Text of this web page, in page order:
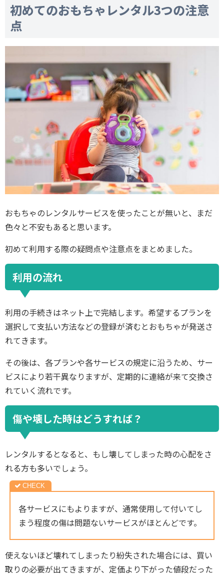
初めてのおもちゃレンタル3つの注意
点
おもちゃのレンタルサービスを使ったことが無いと、まだ
色々と不安もあると思います。
初めて利用する際の疑問点や注意点をまとめました。
利用の流れ
利用の手続きはネット上で完結します。希望するプランを
選択して支払い方法などの登録が済むとおもちゃが発送さ
れてきます。
その後は、各プランや各サービスの規定に沿うため、サー
ビスにより若干異なりますが、定期的に連絡が来て交換さ
れていく流れです。
傷や壊した時はどうすれば？
レンタルするとなると、もし壊してしまった時の心配をさ
れる方も多いでしょう。
各サービスにもよりますが、通常使用して付いてし
まう程度の傷は問題ないサービスがほとんどです。
使えないほど壊れてしまったり紛失された場合には、買い
取りの必要が出てきますが、定価より下がった値段だった